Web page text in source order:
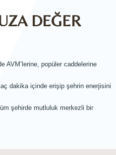
DEĞER
AVM’lerine, popüler caddelerine
dakika içinde erişip şehrin enerjisini
şehirde mutluluk merkezli bir